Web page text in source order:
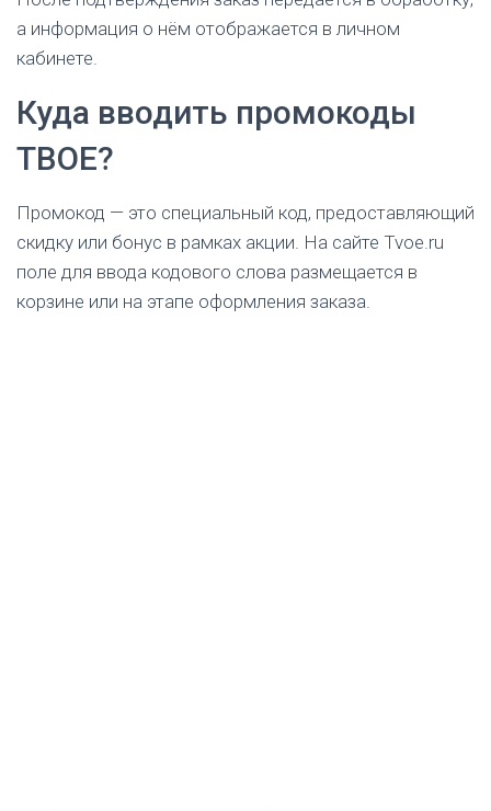
а информация о нём отображается в личном
кабинете.
Куда вводить промокоды
ТВОЕ?
Промокод — это специальный код, предоставляющий
скидку или бонус в рамках акции. На сайте Tvoe.ru
поле для ввода кодового слова размещается в
корзине или на этапе оформления заказа.